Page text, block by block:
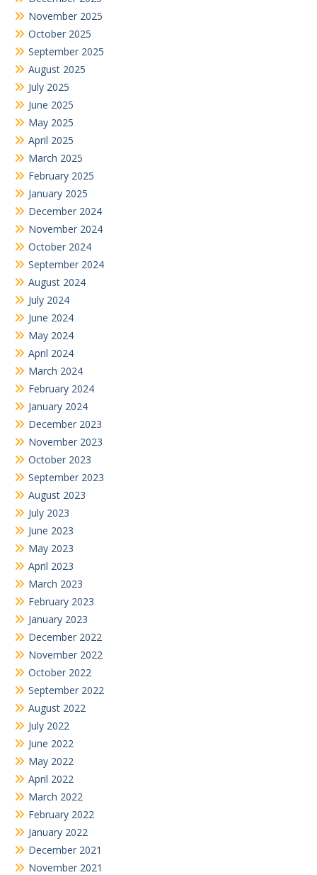
November 2025
October 2025
September 2025
August 2025
July 2025
June 2025
May 2025
April 2025
March 2025
February 2025
January 2025
December 2024
November 2024
October 2024
September 2024
August 2024
July 2024
June 2024
May 2024
April 2024
March 2024
February 2024
January 2024
December 2023
November 2023
October 2023
September 2023
August 2023
July 2023
June 2023
May 2023
April 2023
March 2023
February 2023
January 2023
December 2022
November 2022
October 2022
September 2022
August 2022
July 2022
June 2022
May 2022
April 2022
March 2022
February 2022
January 2022
December 2021
November 2021